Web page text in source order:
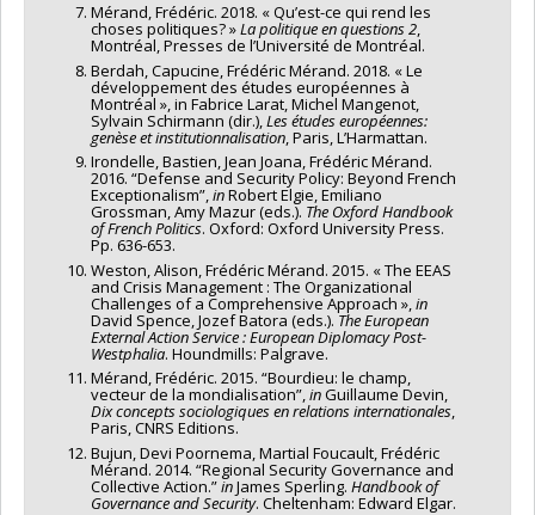
Mérand, Frédéric. 2018. « Qu’est-ce qui rend les
choses politiques? »La politique en questions 2,
Montréal, Presses de l’Université de Montréal.
Berdah, Capucine, Frédéric Mérand. 2018. « Le
développement des études européennes à
Montréal », in Fabrice Larat, Michel Mangenot,
Sylvain Schirmann (dir.),Les études européennes:
genèse et institutionnalisation, Paris, L’Harmattan.
Irondelle, Bastien, Jean Joana, Frédéric Mérand.
2016. “Defense and Security Policy: Beyond French
Exceptionalism”,inRobert Elgie, Emiliano
Grossman, Amy Mazur (eds.). The Oxford Handbook
of French Politics. Oxford: Oxford University Press.
Pp. 636-653.
Weston, Alison, Frédéric Mérand. 2015. « The EEAS
and Crisis Management : The Organizational
Challenges of a Comprehensive Approach »,in
David Spence, Jozef Batora (eds.).The European
External Action Service : European Diplomacy Post-
Westphalia. Houndmills: Palgrave.
Mérand, Frédéric. 2015. “Bourdieu: le champ,
vecteur de la mondialisation”,inGuillaume Devin,
Dix concepts sociologiques en relations internationales,
Paris, CNRS Editions.
Bujun, Devi Poornema, Martial Foucault, Frédéric
Mérand. 2014. “Regional Security Governance and
Collective Action.”inJames Sperling. Handbook of
Governance and Security. Cheltenham: Edward Elgar.